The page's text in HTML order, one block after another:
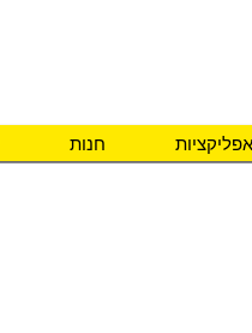
חנות אפליקציות